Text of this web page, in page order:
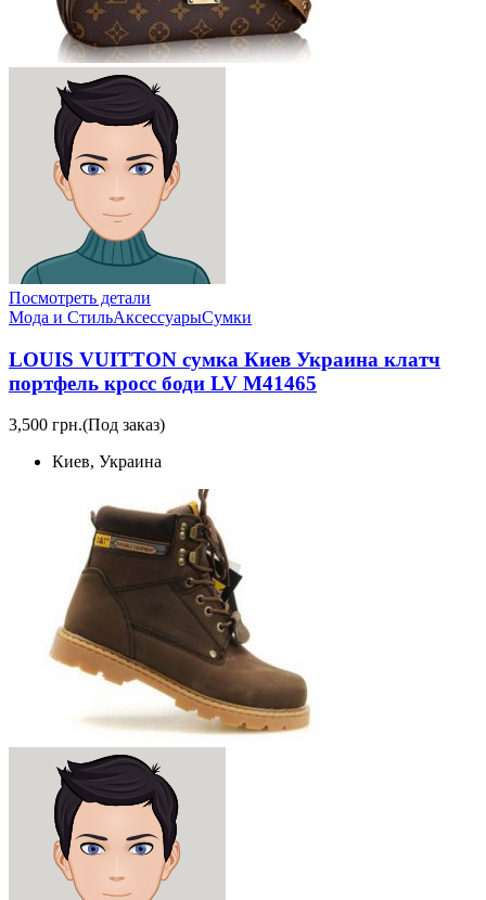
Посмотреть детали
Мода и СтильАксессуарыСумки
LOUIS VUITTON сумка Киев Украина клатч
портфель кросс боди LV M41465
3,500 грн.(Под заказ)
Киев, Украина